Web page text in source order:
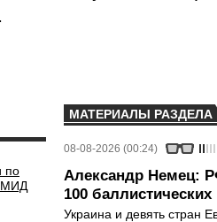
по
МИД
МАТЕРИАЛЫ РАЗДЕЛА
08-08-2026 (00:24)
Александр Немец:
100 баллистических
Украина и девять стран